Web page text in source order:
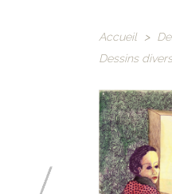
Accueil >
Dessins divers